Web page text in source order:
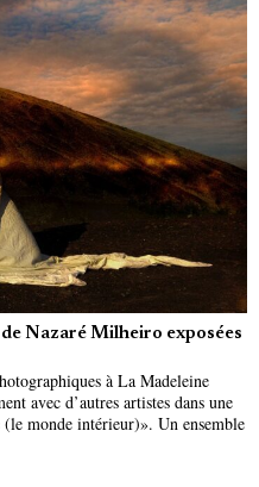
Nazaré Milheiro exposées
à La Madeleine
avec d’autres artistes dans une
monde intérieur)». Un ensemble